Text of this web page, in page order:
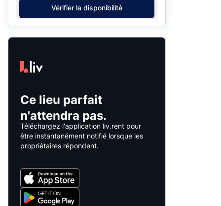
Vérifier la disponibilité
Ce lieu parfait
n'attendra pas.
Téléchargez l'application liv.rent pour
être instantanément notifié lorsque les
propriétaires répondent.